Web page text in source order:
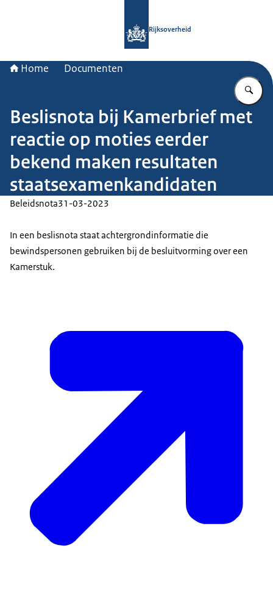
Rijksoverheid
Home Documenten
Beslisnota bij Kamerbrief met
reactie op moties eerder
bekend maken resultaten
staatsexamenkandidaten
Beleidsnota31-03-2023
In een beslisnota staat achtergrondinformatie die
bewindspersonen gebruiken bij de besluitvorming over een
Kamerstuk.